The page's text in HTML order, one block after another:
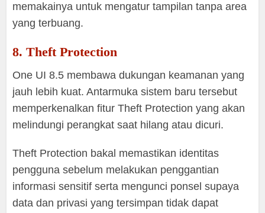
memakainya untuk mengatur tampilan tanpa area
yang terbuang.
8. Theft Protection
One UI 8.5 membawa dukungan keamanan yang
jauh lebih kuat. Antarmuka sistem baru tersebut
memperkenalkan fitur Theft Protection yang akan
melindungi perangkat saat hilang atau dicuri.
Theft Protection bakal memastikan identitas
pengguna sebelum melakukan penggantian
informasi sensitif serta mengunci ponsel supaya
data dan privasi yang tersimpan tidak dapat